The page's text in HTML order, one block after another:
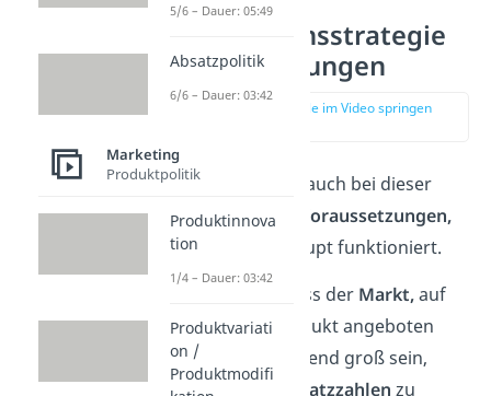
Penetrationsstrategie
Voraussetzungen
zur Stelle im Video springen
Natürlich gibt es auch bei dieser
Strategie einige
Voraussetzungen,
damit sie überhaupt funktioniert.
Zunächst muss der Markt,auf
dem das Produkt angeboten
wird ausreichend groß sein,
damit die
Absatzzahlen zu
5/6 – Dauer: 05:49
Absatzpolitik
6/6 – Dauer: 03:42
Marketing
Produktpolitik
Produktinnova
tion
1/4 – Dauer: 03:42
Produktvariati
on /
Produktmodifi